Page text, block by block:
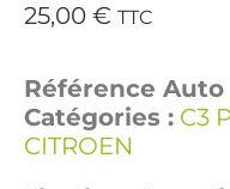
25,00 € TTC
Référence Auto
Catégories : C3
CITROEN